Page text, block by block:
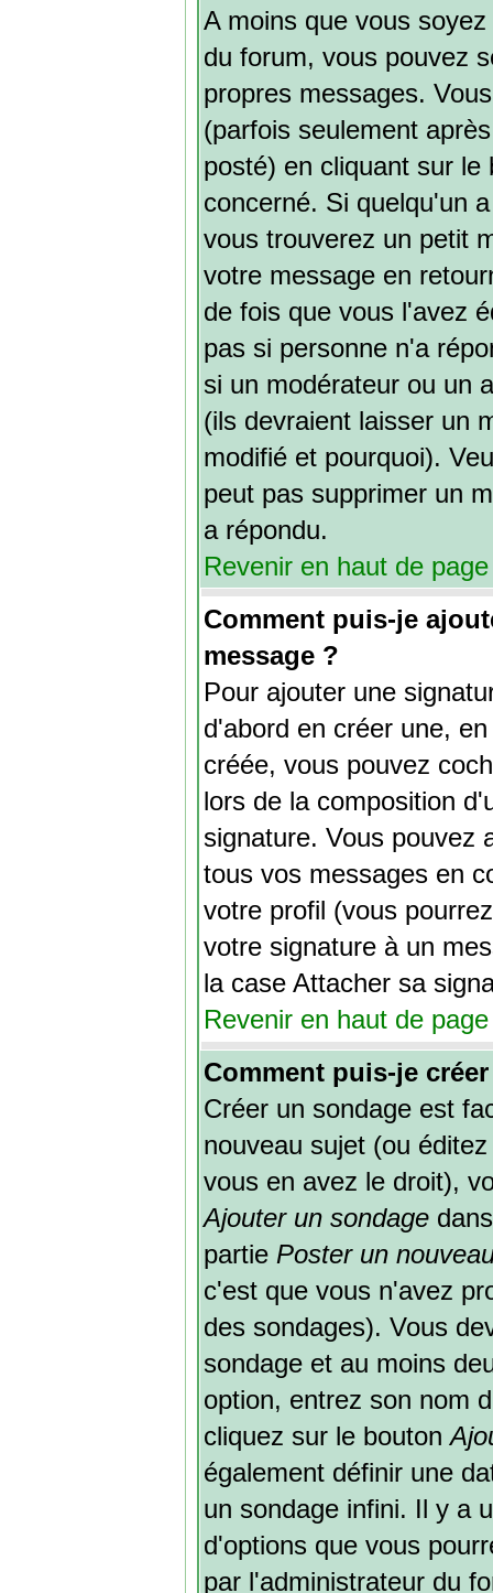
A moins que vous
du forum, vous pouvez
propres messages.
(parfois seulement
posté) en cliquant sur
concerné. Si quelqu'un
vous trouverez un petit
votre message en
de fois que vous l'avez
pas si personne n'a
si un modérateur ou un
(ils devraient laisser un
modifié et pourquoi).
peut pas supprimer un
a répondu.
Revenir en haut de page
Comment puis-je
message ?
Pour ajouter une
d'abord en créer une,
créée, vous pouvez
lors de la composition
signature. Vous pouvez
tous vos messages en
votre profil (vous
votre signature à un
la case Attacher sa
Revenir en haut de page
Comment puis-je
Créer un sondage est
nouveau sujet (ou
vous en avez le droit),
Ajouter un sondage
partie Poster un
c'est que vous n'avez
des sondages). Vous
sondage et au moins
option, entrez son nom
cliquez sur le bouton
également définir une
un sondage infini. Il y a
d'options que vous
par l'administrateur du